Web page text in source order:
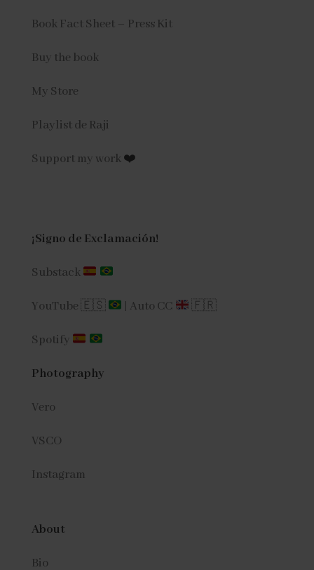
Book Fact Sheet – Press Kit
Buy the book
My Store
Playlist de Raji
Support my work ❤️
¡Signo de Exclamación!
Substack
YouTube 🇪🇸 Auto CC 🇫🇷
Spotify
Photography
Vero
VSCO
Instagram
About
Bio